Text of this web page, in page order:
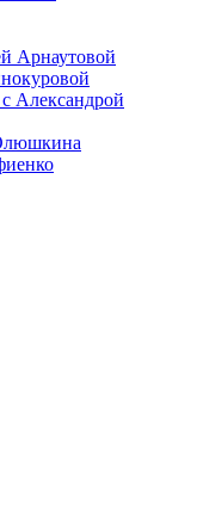
Арнаутовой
Александрой